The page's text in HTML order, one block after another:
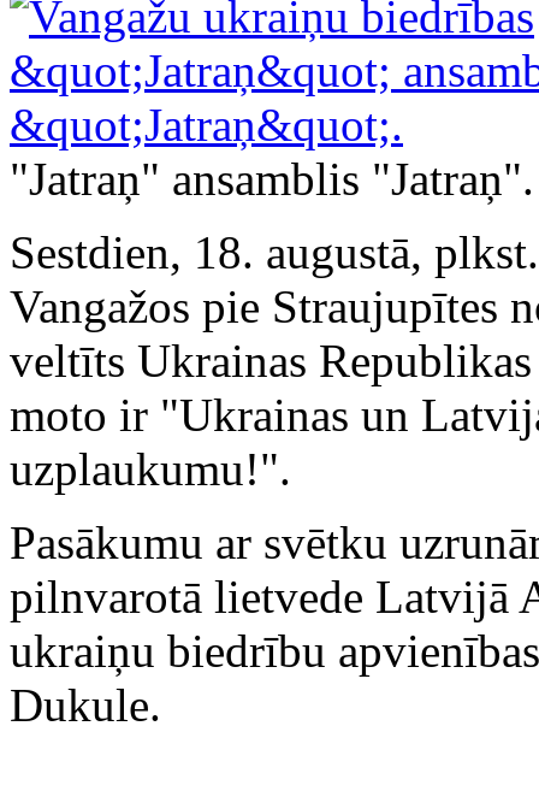
"Jatraņ" ansamblis "Jatraņ".
Sestdien, 18. augustā,
Vangažos pie Straujupītes
veltīts Ukrainas
moto ir "Ukrainas un
uzplaukumu!".
Pasākumu ar svētku
pilnvarotā lietvede Latvijā
ukraiņu biedrību
Dukule.